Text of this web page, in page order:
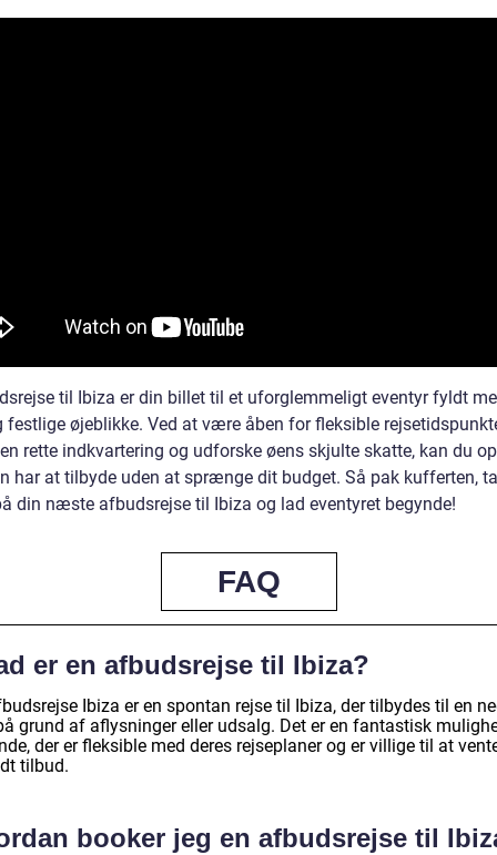
til Ibiza er din billet til et uforglemmeligt eventyr fyldt
festlige øjeblikke. Ved at være åben for fleksible
rette indkvartering og udforske øens skjulte skatte, kan du
har at tilbyde uden at sprænge dit budget. Så pak kufferten,
din næste afbudsrejse til Ibiza og lad eventyret begynde!
FAQ
er en afbudsrejse til Ibiza?
Ibiza er en spontan rejse til Ibiza, der tilbydes til en
grund af aflysninger eller udsalg. Det er en fantastisk
der er fleksible med deres rejseplaner og er villige til at
tilbud.
booker jeg en afbudsrejse til